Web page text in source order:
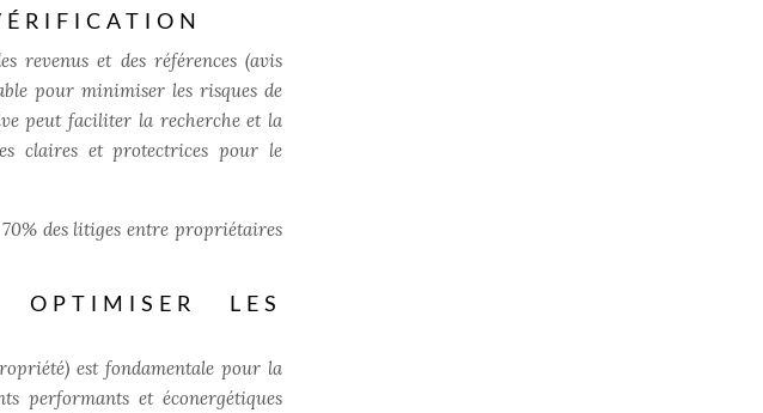
revenus et des références (avis
pour minimiser les risques de
peut faciliter la recherche et la
claires et protectrices pour le
des litiges entre propriétaires
LES
est fondamentale pour la
performants et éconergétiques